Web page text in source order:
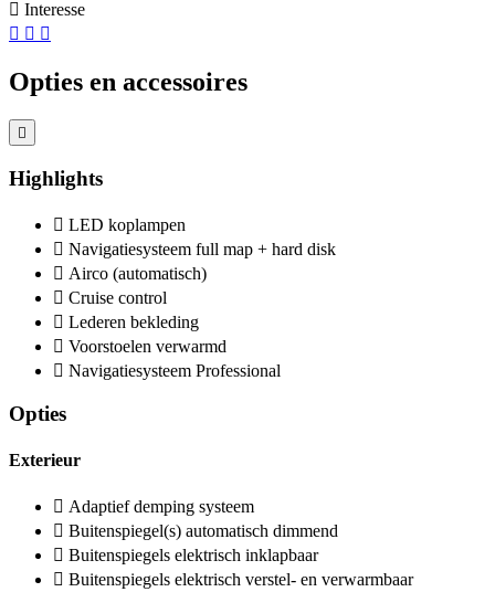
Interesse
Opties en accessoires
Highlights
LED koplampen
Navigatiesysteem full map + hard disk
Airco (automatisch)
Cruise control
Lederen bekleding
Voorstoelen verwarmd
Navigatiesysteem Professional
Opties
Exterieur
Adaptief demping systeem
Buitenspiegel(s) automatisch dimmend
Buitenspiegels elektrisch inklapbaar
Buitenspiegels elektrisch verstel- en verwarmbaar